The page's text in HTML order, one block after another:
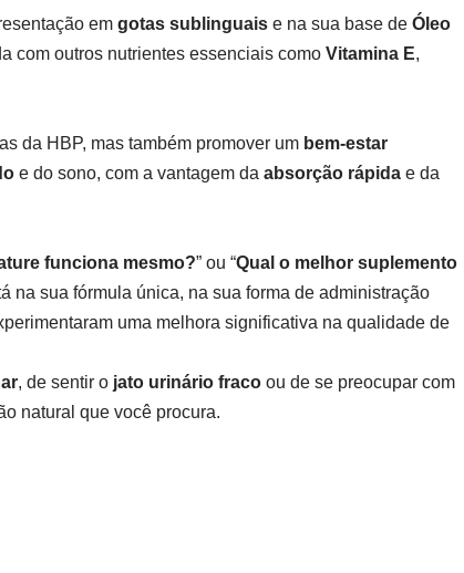
em gotas sublinguaise na sua base de Óleo
com outros nutrientes essenciais como Vitamina E,
da HBP, mas também promover um bem-estar
e do sono, com a vantagem da absorção rápidae da
funciona mesmo?” ou “Qual o melhor suplemento
na sua fórmula única, na sua forma de administração
uma melhora significativa na qualidade de
, de sentir o jato urinário fracoou de se preocupar com
natural que você procura.